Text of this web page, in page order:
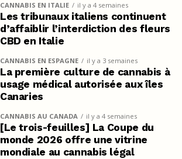
CANNABIS EN ITALIE il y a 4 semaines
Les tribunaux italiens continuent
d’affaiblir l’interdiction des fleurs
CBD en Italie
CANNABIS EN ESPAGNE il y a 3 semaines
La première culture de cannabis à
usage médical autorisée aux îles
Canaries
CANNABIS AU CANADA il y a 4 semaines
[Le trois-feuilles] La Coupe du
monde 2026 offre une vitrine
mondiale au cannabis légal